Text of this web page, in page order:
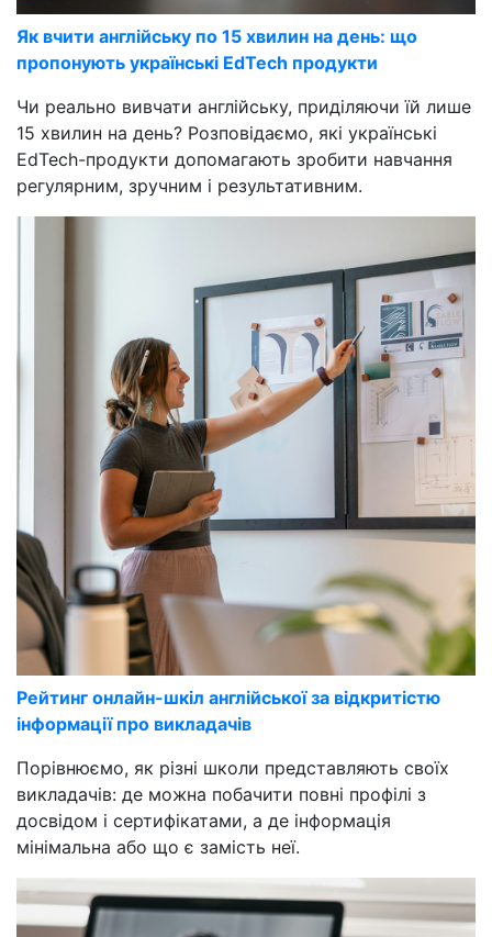
Як вчити англійську по 15 хвилин на день: що
пропонують українські EdTech продукти
Чи реально вивчати англійську, приділяючи їй лише
15 хвилин на день? Розповідаємо, які українські
EdTech-продукти допомагають зробити навчання
регулярним, зручним і результативним.
Рейтинг онлайн-шкіл англійської за відкритістю
інформації про викладачів
Порівнюємо, як різні школи представляють своїх
викладачів: де можна побачити повні профілі з
досвідом і сертифікатами, а де інформація
мінімальна або що є замість неї.